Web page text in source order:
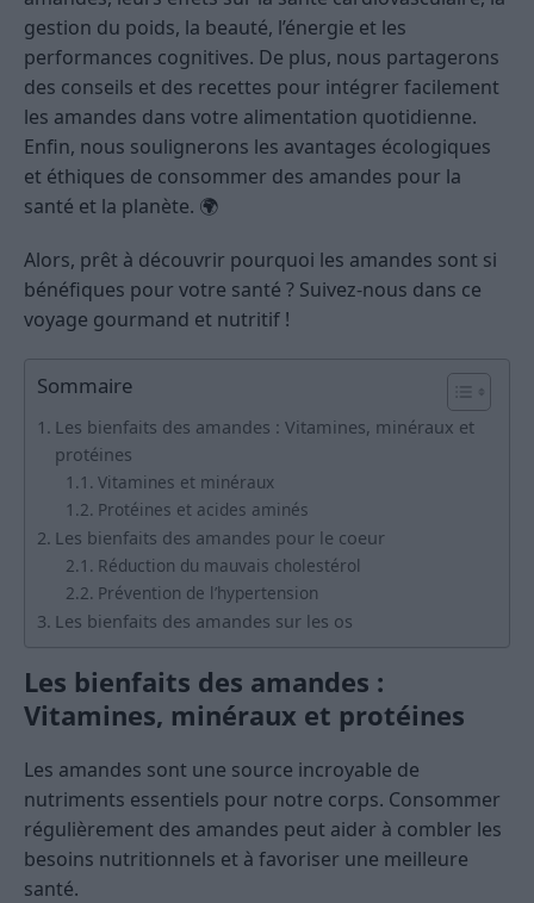
gestion du poids, la beauté, l’énergie et les
performances cognitives. De plus, nous partagerons
des conseils et des recettes pour intégrer facilement
les amandes dans votre alimentation quotidienne.
Enfin, nous soulignerons les avantages écologiques
et éthiques de consommer des amandes pour la
santé et la planète. 🌍
Alors, prêt à découvrir pourquoi les amandes sont si
bénéfiques pour votre santé ? Suivez-nous dans ce
voyage gourmand et nutritif !
Sommaire
Les bienfaits des amandes : Vitamines, minéraux et
protéines
Vitamines et minéraux
Protéines et acides aminés
Les bienfaits des amandes pour le coeur
Réduction du mauvais cholestérol
Prévention de l’hypertension
Les bienfaits des amandes sur les os
Les bienfaits des amandes :
Vitamines, minéraux et protéines
Les amandes sont une source incroyable de
nutriments essentiels pour notre corps. Consommer
régulièrement des amandes peut aider à combler les
besoins nutritionnels et à favoriser une meilleure
santé.